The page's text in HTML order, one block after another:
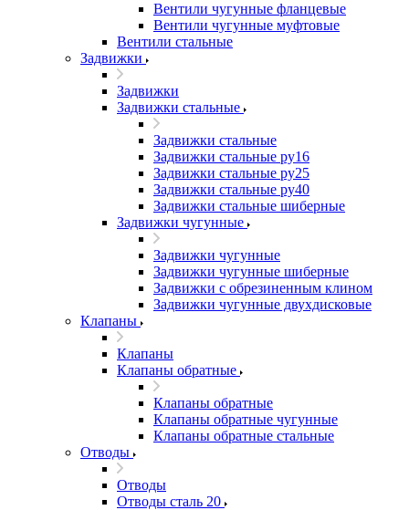
Вентили чугунные фланцевые
Вентили чугунные муфтовые
Вентили стальные
Задвижки
Задвижки
Задвижки стальные
Задвижки стальные
Задвижки стальные ру16
Задвижки стальные ру25
Задвижки стальные ру40
Задвижки стальные шиберные
Задвижки чугунные
Задвижки чугунные
Задвижки чугунные шиберные
Задвижки с обрезиненным клином
Задвижки чугунные двухдисковые
Клапаны
Клапаны
Клапаны обратные
Клапаны обратные
Клапаны обратные чугунные
Клапаны обратные стальные
Отводы
Отводы
Отводы сталь 20